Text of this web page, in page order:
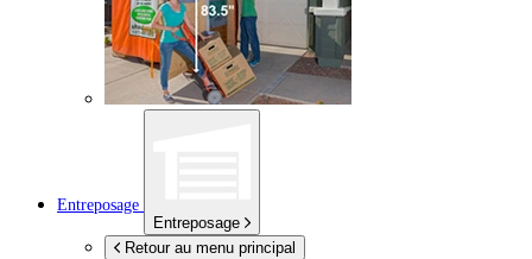
Entreposage
Entreposage
Retour au menu principal